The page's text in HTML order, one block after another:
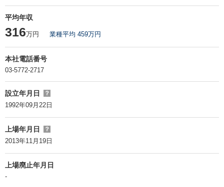
平均年収
316万円 業種平均 459万円
本社電話番号
03-5772-2717
設立年月日 ？
1992年09月22日
上場年月日 ？
2013年11月19日
上場廃止年月日
-